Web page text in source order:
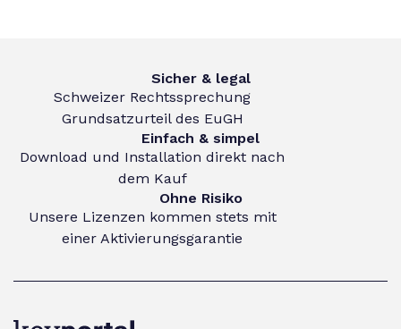
Sicher & legal
Schweizer Rechtssprechung
Grundsatzurteil des EuGH
Einfach & simpel
Download und Installation direkt nach
dem Kauf
Ohne Risiko
Unsere Lizenzen kommen stets mit
einer Aktivierungsgarantie